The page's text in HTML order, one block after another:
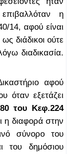
η
14, αφού είναι
διάδικοι ούτε
διαδικασία.
αφού
όταν εξετάζει
του Κεφ.224
η διαφορά στην
σύνορο του
του δημόσιου